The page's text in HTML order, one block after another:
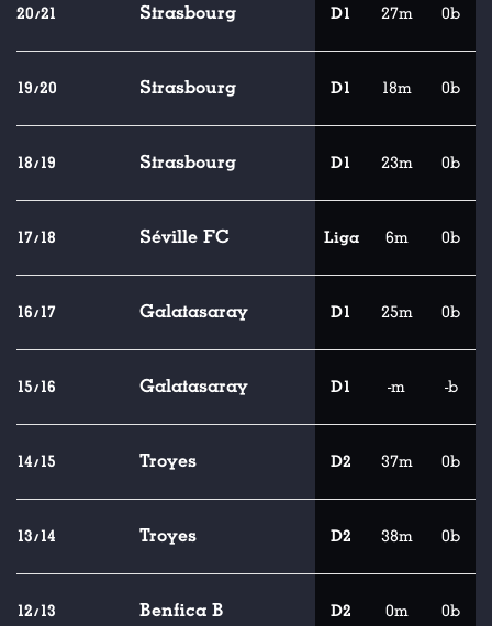
20/21 Strasbourg D1 27m 0b
19/20 Strasbourg D1 18m 0b
18/19 Strasbourg D1 23m 0b
17/18 Séville FC Liga 6m 0b
16/17 Galatasaray D1 25m 0b
15/16 Galatasaray D1 -m -b
14/15 Troyes D2 37m 0b
13/14 Troyes D2 38m 0b
12/13 Benfica B D2 0m 0b